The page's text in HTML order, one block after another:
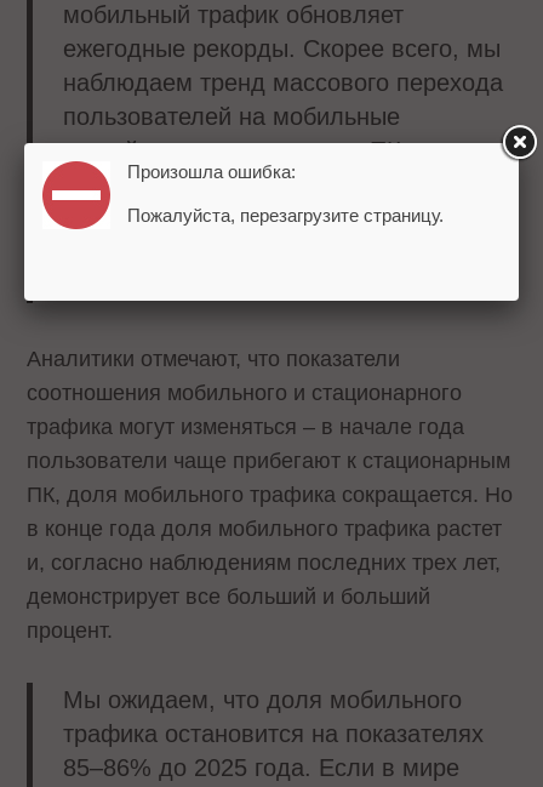
мобильный трафик обновляет
ежегодные рекорды. Скорее всего, мы
наблюдаем тренд массового перехода
пользователей на мобильные
устройства, стационарные ПК остаются
средством потребления контента для
все меньшего числа людей, – отметил
Аналитики отмечают, что показатели
соотношения мобильного и стационарного
трафика могут изменяться – в начале года
пользователи чаще прибегают к стационарным
ПК, доля мобильного трафика сокращается. Но
в конце года доля мобильного трафика растет
и, согласно наблюдениям последних трех лет,
демонстрирует все больший и больший
процент.
Мы ожидаем, что доля мобильного
трафика остановится на показателях
85–86% до 2025 года. Если в мире
Произошла ошибка:
Пожалуйста, перезагрузите страницу.